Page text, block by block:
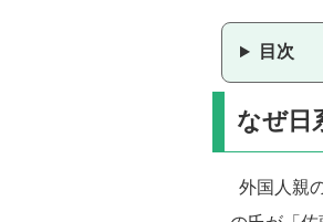
目次
なぜ日
外国人親